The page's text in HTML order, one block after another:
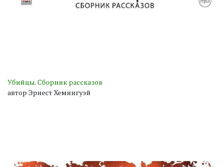
Убийцы. Сборник рассказов
автор Эрнест Хемингуэй